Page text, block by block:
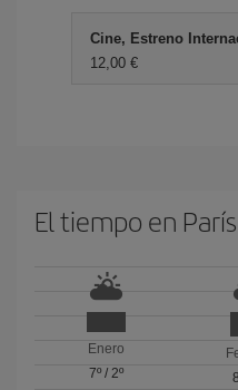
Cine, Estreno
12,00 €
El tiempo en París
Enero
7º/ 2º